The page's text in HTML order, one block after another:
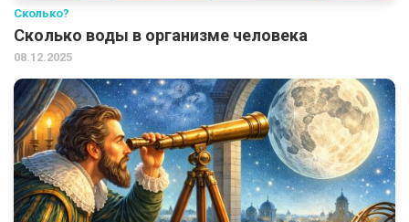
Сколько?
Сколько воды в организме человека
08.12.2025